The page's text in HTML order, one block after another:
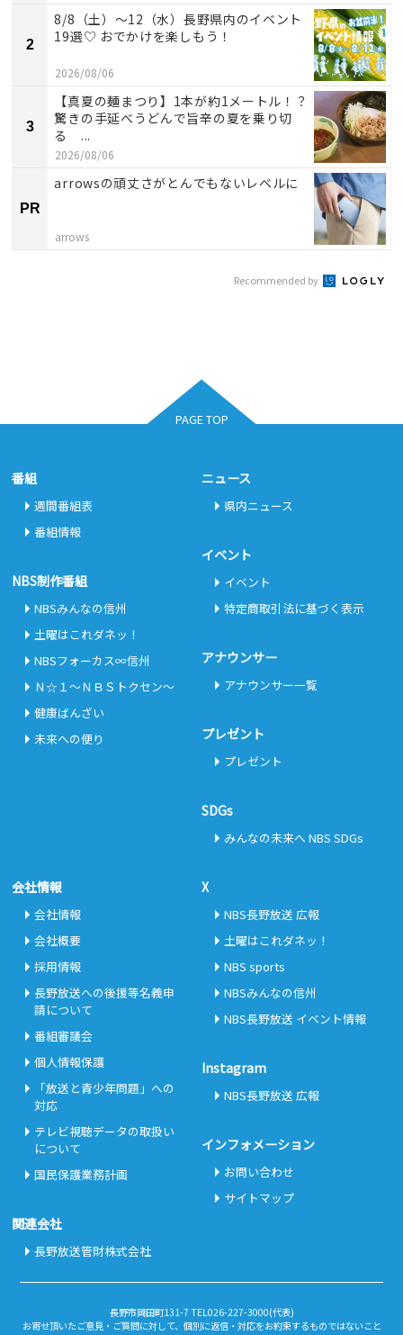
2
8/8（土）〜12（水）長野県内のイベント
19選♡ おでかけを楽しもう！
2026/08/06
3
【真夏の麺まつり】1本が約1メートル！？
驚きの手延べうどんで旨辛の夏を乗り切
る ...
2026/08/06
PR
arrowsの頑丈さがとんでもないレベルに
arrows
Recommended by
PAGE TOP
番組
週間番組表
番組情報
NBS制作番組
NBSみんなの信州
土曜はこれダネッ！
NBSフォーカス∞信州
Ｎ☆１～ＮＢＳトクセン～
健康ばんざい
未来への便り
ニュース
県内ニュース
イベント
イベント
特定商取引法に基づく表示
アナウンサー
アナウンサー一覧
プレゼント
プレゼント
SDGs
みんなの未来へ NBS SDGs
会社情報
会社情報
会社概要
採用情報
長野放送への後援等名義申
請について
番組審議会
個人情報保護
「放送と青少年問題」への
対応
テレビ視聴データの取扱い
について
国民保護業務計画
関連会社
長野放送管財株式会社
X
NBS長野放送 広報
土曜はこれダネッ！
NBS sports
NBSみんなの信州
NBS長野放送 イベント情報
Instagram
NBS長野放送 広報
インフォメーション
お問い合わせ
サイトマップ
長野市岡田町131-7 TEL026-227-3000(代表)
お寄せ頂いたご意見・ご質問に対して、個別に返信・対応をお約束するものではないこと